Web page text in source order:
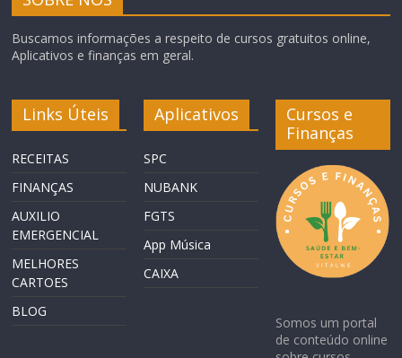
Buscamos informações a respeito de cursos gratuitos online,
Aplicativos e finanças em geral.
Links Úteis
RECEITAS
FINANÇAS
AUXILIO
EMERGENCIAL
MELHORES
CARTOES
BLOG
Aplicativos
SPC
NUBANK
FGTS
App Música
CAIXA
Cursos e
Finanças
Somos um portal
de conteúdo online